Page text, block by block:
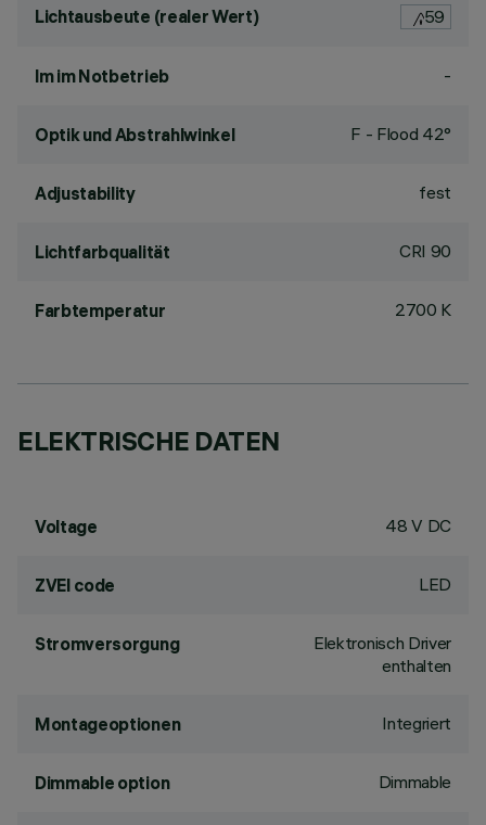
Lichtausbeute (realer Wert) 59
lm im Notbetrieb -
Optik und Abstrahlwinkel F - Flood 42°
Adjustability fest
Lichtfarbqualität CRI 90
Farbtemperatur 2700 K
ELEKTRISCHE DATEN
Voltage 48 V DC
ZVEI code LED
Stromversorgung
Elektronisch Driver
enthalten
Montageoptionen Integriert
Dimmable option Dimmable